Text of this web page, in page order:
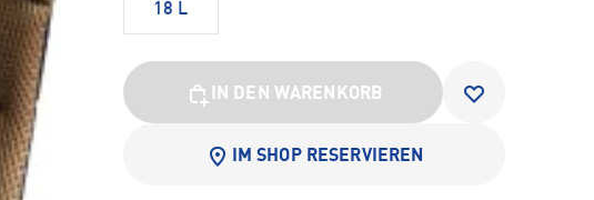
18 L
IN DEN WARENKORB
IM SHOP RESERVIEREN